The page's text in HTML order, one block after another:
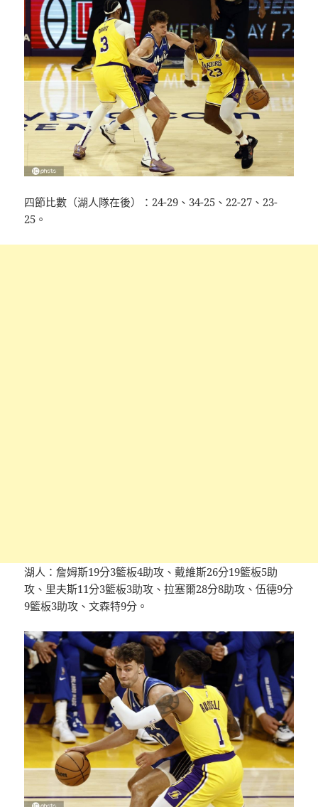
四節比數（湖人隊在後）：24-29、34-25、22-27、23-
25。
湖人：詹姆斯19分3籃板4助攻、戴維斯26分19籃板5助
攻、里夫斯11分3籃板3助攻、拉塞爾28分8助攻、伍德9分
9籃板3助攻、文森特9分。